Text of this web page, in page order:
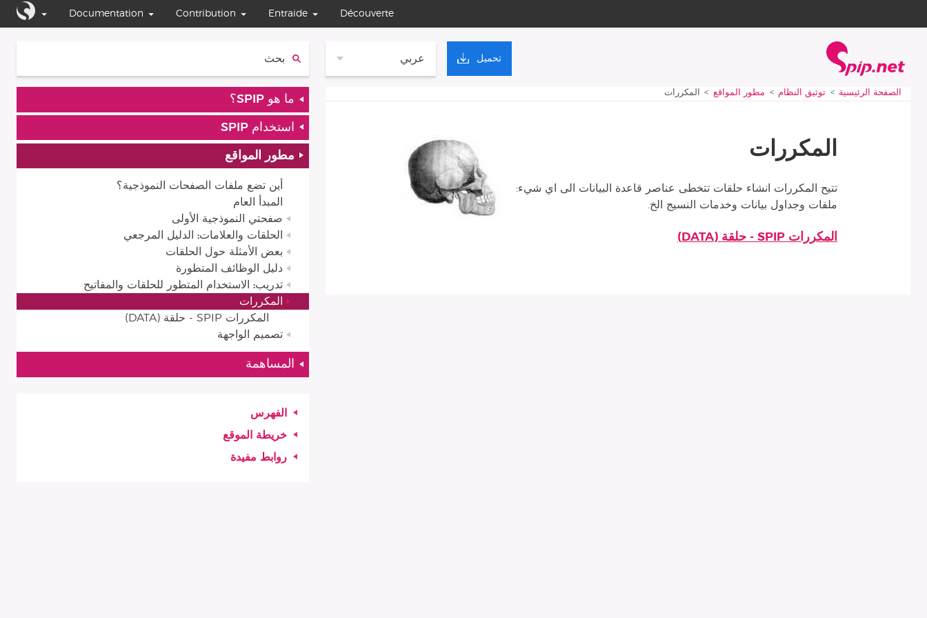
Documentation Contribution Entraide Découverte
الصفحة الرئيسية
عربي
تحميل
Vous êtes ici :
الصفحة الرئيسية توثيق النظام مطور المواقع المكررات
المكررات
تتيح المكررات انشاء حلقات تتخطى عناصر قاعدة البيانات الى اي شيء:
ملفات وجداول بيانات وخدمات النسيج الخ.
مقالات هذا القسم
المكررات SPIP - حلقة (DATA)
ما هو SPIP؟
استخدام SPIP
مطور المواقع
أين تضع ملفات الصفحات النموذجية؟
المبدأ العام
صفحتي النموذجية الأولى
الحلقات والعلامات: الدليل المرجعي
بعض الأمثلة حول الحلقات
دليل الوظائف المتطورة
تدريب: الاستخدام المتطور للحلقات والمفاتيح
المكررات
المكررات SPIP - حلقة (DATA)
تصميم الواجهة
المساهمة
الفهرس
خريطة الموقع
روابط مفيدة